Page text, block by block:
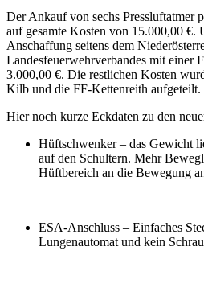
Der Ankauf von sechs Pressluftatmer
auf gesamte Kosten von 15.000,00 €.
Anschaffung seitens dem
Landesfeuerwehrverbandes mit einer
3.000,00 €. Die restlichen Kosten
Kilb und die FF-Kettenreith aufgeteilt.
Hier noch kurze Eckdaten zu den
Hüftschwenker – das Gewicht
auf den Schultern. Mehr
Hüftbereich an die Bewegung
ESA-Anschluss – Einfaches
Lungenautomat und kein